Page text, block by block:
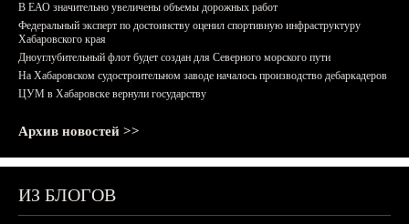
В ЕАО значительно увеличены объемы дорожных работ
Федеральный эксперт по достоинству оценил спортивную инфраструктуру
Хабаровского края
Дноуглубительный флот будет создан для Северного морского пути
На Хабаровском судостроительном заводе началось производство дебаркадеров
ЦУМ в Хабаровске вернули государству
Архив новостей >>
ИЗ БЛОГОВ